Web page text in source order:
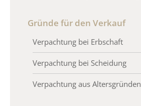
Gründe für den Verkauf
Verpachtung bei Erbschaft
Verpachtung bei Scheidung
Verpachtung aus Altersgründen